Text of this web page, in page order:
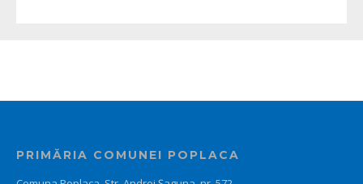
PRIMĂRIA COMUNEI POPLACA